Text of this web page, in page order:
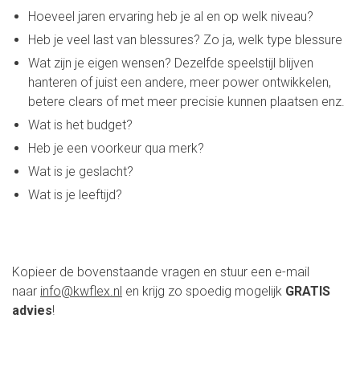
Hoeveel jaren ervaring heb je al en op welk niveau?
Heb je veel last van blessures? Zo ja, welk type blessure
Wat zijn je eigen wensen? Dezelfde speelstijl blijven
hanteren of juist een andere, meer power ontwikkelen,
betere clears of met meer precisie kunnen plaatsen enz.
Wat is het budget?
Heb je een voorkeur qua merk?
Wat is je geslacht?
Wat is je leeftijd?
Kopieer de bovenstaande vragen en stuur een e-mail
naar info@kwflex.nl en krijg zo spoedig mogelijk GRATIS
advies!